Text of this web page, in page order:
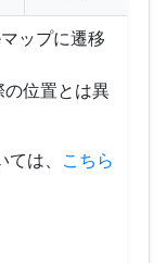
ップに遷移
位置とは異
は、
こちら